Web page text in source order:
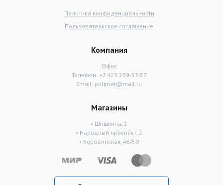
Политика конфиденциальности
Пользовательское соглашение
Компания
Офис
Телефон: +7 423 239-57-57
Email: polimet@mail.ru
Магазины
• Шишкина, 2
• Народный проспект, 2
• Бородинская, 46/50